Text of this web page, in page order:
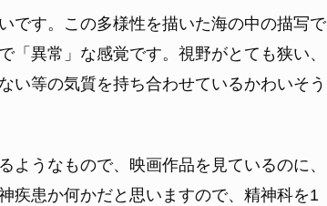
です。この多様性を描いた海の中の描写で
異常」な感覚です。視野がとても狭い、
い等の気質を持ち合わせているかわいそう
うなもので、映画作品を見ているのに、
疾患か何かだと思いますので、精神科を1